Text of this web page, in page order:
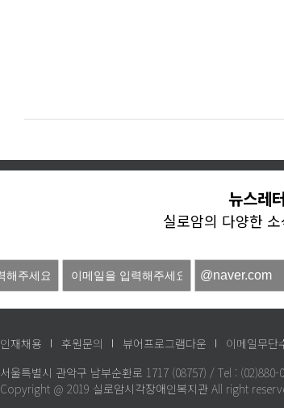
뉴스레
실로암의 다양한
인재채용 후원문의 뷰어프로그램다운 이메일무단
서울특별시 관악구 남부순환로 1717 (08757) / Tel :
Copyright @ 2019 실로암시각장애인복지관 All right